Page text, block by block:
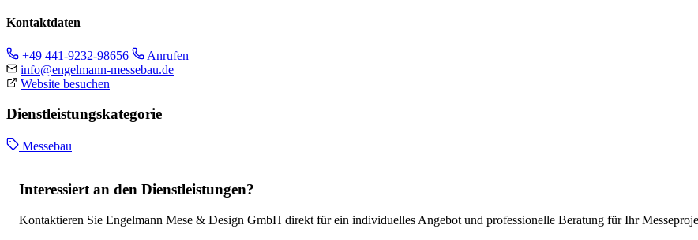
Kontaktdaten
+49 441-9232-98656
Anrufen
info@engelmann-messebau.de
Website besuchen
Dienstleistungskategorie
Messebau
Interessiert an den Dienstleistungen?
Kontaktieren Sie Engelmann Mese & Design GmbH direkt für ein individuelles Angebot und professionelle Beratung für Ihr